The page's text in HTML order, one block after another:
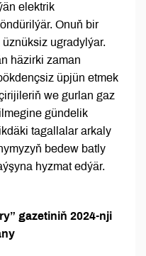
elektrik
Onuň bir
ugradylýar.
häzirki zaman
üpjün etmek
we gurlan gaz
gündelik
tagallalar arkaly
bedew batly
hyzmat edýär.
gazetiniň 2024-nji